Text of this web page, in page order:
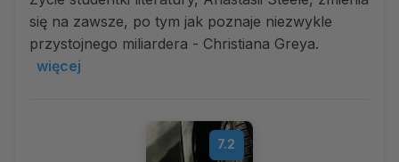
się na zawsze, po tym jak poznaje niezwykle
przystojnego miliardera - Christiana Greya.
więcej
7.2